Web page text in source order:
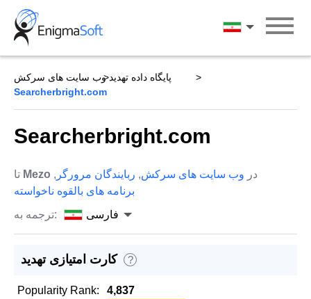
Skip
content
فارسی
پایگاه داده تهدید وب سایت های سرکش
Searcherbright.com
Searcherbright.com
Mezo در وب سایت های سرکش, ربایندگان مرورگر ,
برنامه های بالقوه ناخواسته
ترجمه به:
فارسی
کارت امتیازی تهدید ?
Popularity Rank:
4,837